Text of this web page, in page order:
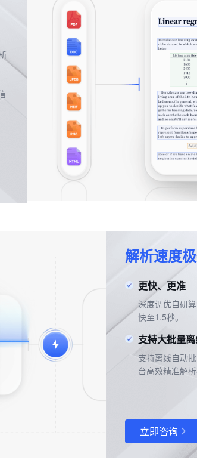
解析速度
更快、更准
深度调优自研
快至1.5秒。
支持大批量
支持离线自动
台高效精准解
立即咨询